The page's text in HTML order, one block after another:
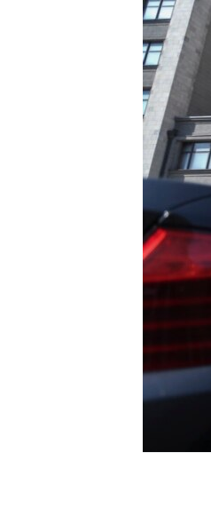
УКРАЇНСЬКА ПРОБЛЕМА КРИМУ